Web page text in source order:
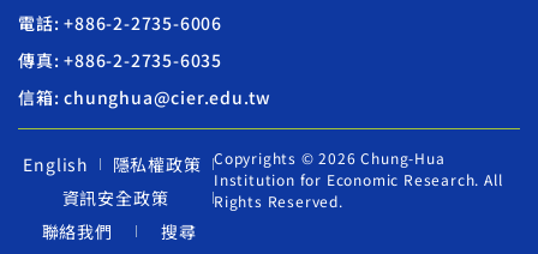
電話: +886-2-2735-6006
傳真: +886-2-2735-6035
信箱: chunghua@cier.edu.tw
English
隱私權政策
資訊安全政策
聯絡我們
搜尋
Copyrights © 2026 Chung-Hua
Institution for Economic Research. All
Rights Reserved.